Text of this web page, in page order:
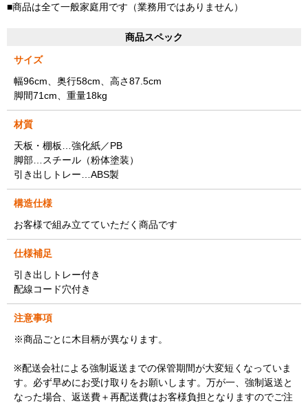
■商品は全て一般家庭用です（業務用ではありません）
商品スペック
サイズ
幅96cm、奥行58cm、高さ87.5cm
脚間71cm、重量18kg
材質
天板・棚板…強化紙／PB
脚部…スチール（粉体塗装）
引き出しトレー…ABS製
構造仕様
お客様で組み立てていただく商品です
仕様補足
引き出しトレー付き
配線コード穴付き
注意事項
※商品ごとに木目柄が異なります。
※配送会社による強制返送までの保管期間が大変短くなっていま
す。必ず早めにお受け取りをお願いします。万が一、強制返送と
なった場合、返送費＋再配送費はお客様負担となりますのでご注